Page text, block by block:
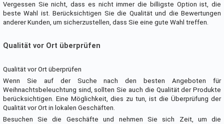
Vergessen Sie nicht, dass es nicht immer die billigste Option ist, die
beste Wahl ist. Berücksichtigen Sie die Qualität und die Bewertungen
anderer Kunden, um sicherzustellen, dass Sie eine gute Wahl treffen.
Qualität vor Ort überprüfen
Qualität vor Ort überprüfen
Wenn Sie auf der Suche nach den besten Angeboten für
Weihnachtsbeleuchtung sind, sollten Sie auch die Qualität der Produkte
berücksichtigen. Eine Möglichkeit, dies zu tun, ist die Überprüfung der
Qualität vor Ort in lokalen Geschäften.
Besuchen Sie die Geschäfte und nehmen Sie sich Zeit, um die